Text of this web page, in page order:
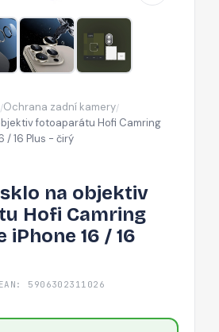
Camring
Pro+
Apple
iPhone
/
16
čirý
/Ochrana zadní kamery/
fotoaparátu Hofi Camring
/ 16 Plus - čirý
na objektiv
Hofi Camring
iPhone 16 / 16
EAN: 5906302311026